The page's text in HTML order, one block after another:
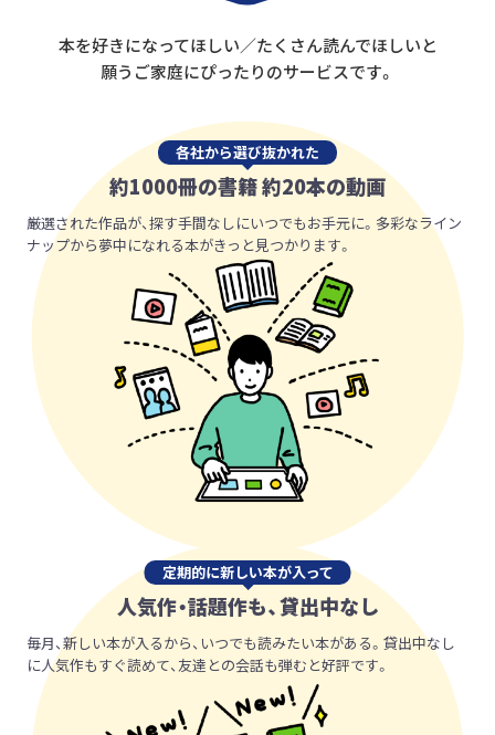
本を好きになってほしい／たくさん読んでほしいと
願うご家庭にぴったりのサービスです。
各社から選び抜かれた
約1000冊の書籍 約20本の動画
厳選された作品が、探す手間なしにいつでもお手元に。多彩なライン
ナップから夢中になれる本がきっと見つかります。
定期的に新しい本が入って
人気作・話題作も、貸出中なし
毎月、新しい本が入るから、いつでも読みたい本がある。貸出中なし
に人気作もすぐ読めて、友達との会話も弾むと好評です。